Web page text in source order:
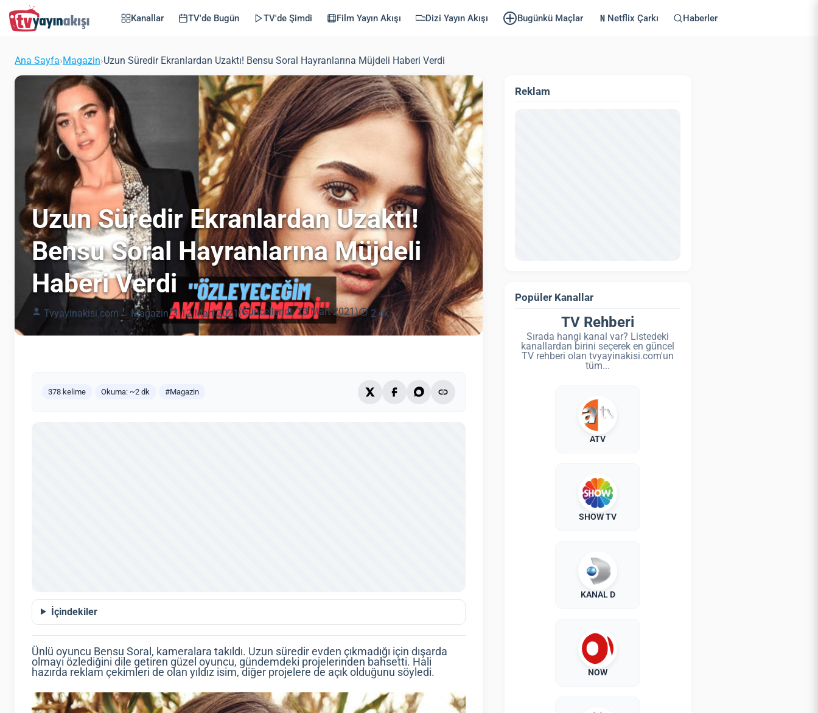
Kanallar TV'de Bugün TV'de Şimdi Film Yayın Akışı Dizi Yayın Akışı Bugünkü Maçlar Netflix Çarkı Haberler
Ana Sayfa›Magazin›Uzun Süredir Ekranlardan Uzaktı! Bensu Soral Hayranlarına Müjdeli Haberi Verdi
Uzun Süredir Ekranlardan Uzaktı!
Bensu Soral Hayranlarına Müjdeli
Haberi Verdi
Tvyayinakisi.com Magazin 12 Mart 2021(Güncellendi: 13 Mart 2021) 2 dk
378 kelime Okuma: ~2 dk #Magazin
İçindekiler
Ünlü oyuncu Bensu Soral, kameralara takıldı. Uzun süredir evden çıkmadığı için dışarda
olmayı özlediğini dile getiren güzel oyuncu, gündemdeki projelerinden bahsetti. Hali
hazırda reklam çekimleri de olan yıldız isim, diğer projelere de açık olduğunu söyledi.
Reklam
Popüler Kanallar
TV Rehberi
Sırada hangi kanal var? Listedeki
kanallardan birini seçerek en güncel
TV rehberi olan tvyayinakisi.com'un
tüm...
ATV
SHOW TV
KANAL D
NOW